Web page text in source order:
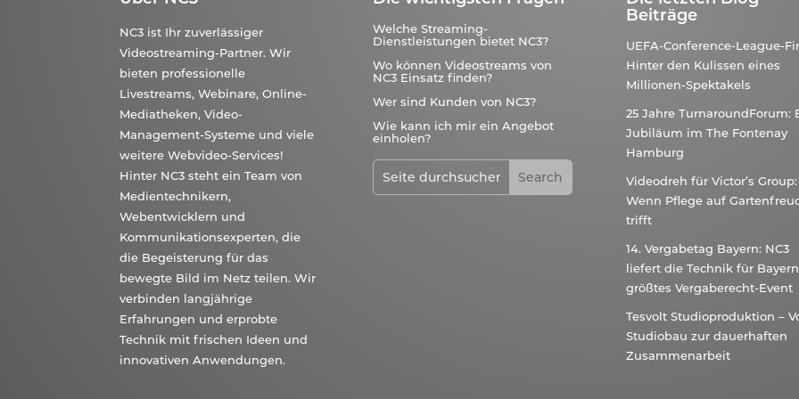
NC3 ist Ihr zuverlässiger
Videostreaming-Partner. Wir
bieten professionelle
Livestreams, Webinare, Online-
Mediatheken, Video-
Management-Systeme und viele
weitere Webvideo-Services!
Hinter NC3 steht ein Team von
Medientechnikern,
Webentwicklern und
Kommunikationsexperten, die
die Begeisterung für das
bewegte Bild im Netz teilen. Wir
verbinden langjährige
Erfahrungen und erprobte
Technik mit frischen Ideen und
innovativen Anwendungen.
Welche Streaming-
Dienstleistungen bietet NC3?
Wo können Videostreams von
NC3 Einsatz finden?
Wer sind Kunden von NC3?
Wie kann ich mir ein Angebot
einholen?
Beiträge
UEFA-Conference-League-
Hinter den Kulissen eines
Millionen-Spektakels
25 Jahre TurnaroundForum:
Jubiläum im The Fontenay
Hamburg
Videodreh für Victor’s Group:
Wenn Pflege auf
trifft
14. Vergabetag Bayern: NC3
liefert die Technik für
größtes Vergaberecht-Event
Tesvolt Studioproduktion –
Studiobau zur dauerhaften
Zusammenarbeit